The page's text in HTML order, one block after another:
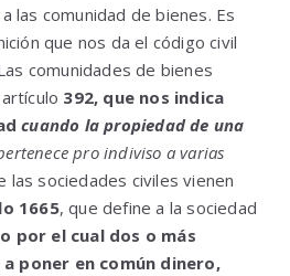
las comunidad de bienes. Es
que nos da el código civil
comunidades de bienes
392, que nos indica
cuando la propiedad de una
pro indiviso a varias
las sociedades civiles vienen
1665, que define a la sociedad
por el cual dos o más
poner en común dinero,